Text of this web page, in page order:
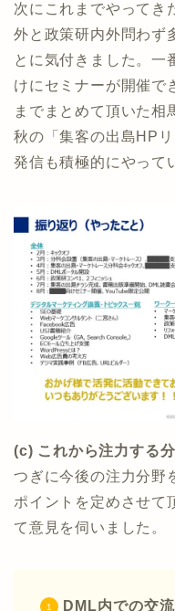
次にこれまでやってき
外と政策研内外問わず
とに気付きました。一
けにセミナーが開催で
までまとめて頂いた相
秋の「集客の出島HP
発信も積極的にやって
(c) これから注力する
つぎに今後の注力分野
ポイントを定めさせて
て意見を伺いました。
DML内での交